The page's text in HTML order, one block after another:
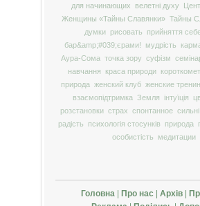
для начинающих
велетні духу
Женщины «Тайны Славянки» Тайны
думки
рисовать прийняття
бар&amp;#039;єрами!
мудрість
Аура-Сома точка зору суфізм
навчання
краса природи
природа женский клуб женские
взаємопідтримка Земля інтуїція
розстановки страх спонтанное
радість
психологія стосунків природа
особистість
медитации
Головна Про нас Архів